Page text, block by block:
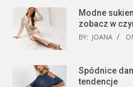
Modne
zobacz w
BY: JOANA
Spódnice
tendencje